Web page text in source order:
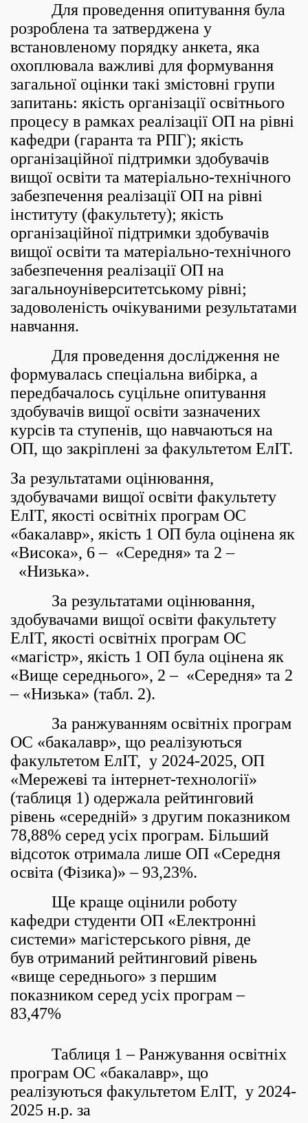
Для проведення опитування була
розроблена та затверджена у
встановленому порядку анкета, яка
охоплювала важливі для формування
загальної оцінки такі змістовні групи
запитань: якість організації освітнього
процесу в рамках реалізації ОП на рівні
кафедри (гаранта та РПГ); якість
організаційної підтримки здобувачів
вищої освіти та матеріально-технічного
забезпечення реалізації ОП на рівні
інституту (факультету); якість
організаційної підтримки здобувачів
вищої освіти та матеріально-технічного
забезпечення реалізації ОП на
загальноуніверситетському рівні;
задоволеність очікуваними результатами
навчання.
Для проведення дослідження не
формувалась спеціальна вибірка, а
передбачалось суцільне опитування
здобувачів вищої освіти зазначених
курсів та ступенів, що навчаються на
ОП, що закріплені за факультетом ЕлІТ.
За результатами оцінювання,
здобувачами вищої освіти факультету
ЕлІТ, якості освітніх програм ОС
«бакалавр», якість 1 ОП була оцінена як
«Висока», 6 – «Середня» та 2 –
«Низька».
За результатами оцінювання,
здобувачами вищої освіти факультету
ЕлІТ, якості освітніх програм ОС
«магістр», якість 1 ОП була оцінена як
«Вище середнього», 2 – «Середня» та 2
– «Низька» (табл. 2).
За ранжуванням освітніх програм
ОС «бакалавр», що реалізуються
факультетом ЕлІТ, у 2024-2025, ОП
«Мережеві та інтернет-технології»
(таблиця 1) одержала рейтинговий
рівень «середній» з другим показником
78,88% серед усіх програм. Більший
відсоток отримала лише ОП «Середня
освіта (Фізика)» – 93,23%.
Ще краще оцінили роботу
кафедри студенти ОП «Електронні
системи» магістерського рівня, де
був отриманий рейтинговий рівень
«вище середнього» з першим
показником серед усіх програм –
83,47%
Таблиця 1 – Ранжування освітніх
програм ОС «бакалавр», що
реалізуються факультетом ЕлІТ, у 2024-
2025 н.р. за